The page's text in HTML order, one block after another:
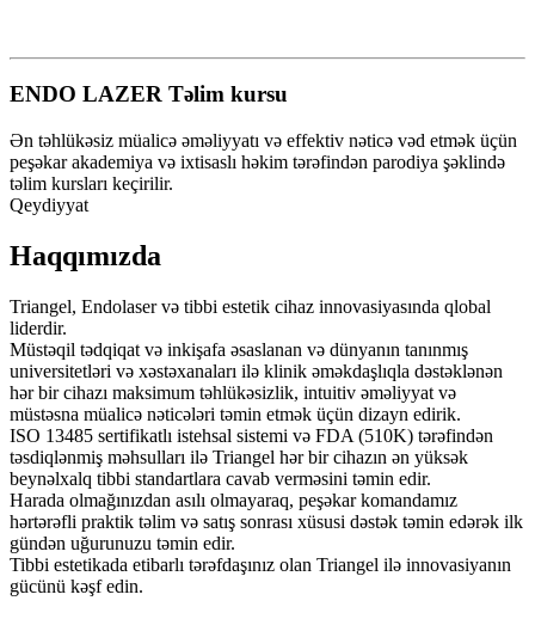
ENDO LAZER Təlim kursu
Ən təhlükəsiz müalicə əməliyyatı və effektiv nəticə vəd etmək üçün
peşəkar akademiya və ixtisaslı həkim tərəfindən parodiya şəklində
təlim kursları keçirilir.
Qeydiyyat
Haqqımızda
Triangel, Endolaser və tibbi estetik cihaz innovasiyasında qlobal
liderdir.
Müstəqil tədqiqat və inkişafa əsaslanan və dünyanın tanınmış
universitetləri və xəstəxanaları ilə klinik əməkdaşlıqla dəstəklənən
hər bir cihazı maksimum təhlükəsizlik, intuitiv əməliyyat və
müstəsna müalicə nəticələri təmin etmək üçün dizayn edirik.
ISO 13485 sertifikatlı istehsal sistemi və FDA (510K) tərəfindən
təsdiqlənmiş məhsulları ilə Triangel hər bir cihazın ən yüksək
beynəlxalq tibbi standartlara cavab verməsini təmin edir.
Harada olmağınızdan asılı olmayaraq, peşəkar komandamız
hərtərəfli praktik təlim və satış sonrası xüsusi dəstək təmin edərək ilk
gündən uğurunuzu təmin edir.
Tibbi estetikada etibarlı tərəfdaşınız olan Triangel ilə innovasiyanın
gücünü kəşf edin.